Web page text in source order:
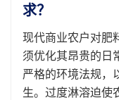
求？
现代商业农户对肥
须优化其昂贵的日
严格的环境法规，
生。过度淋溶迫使